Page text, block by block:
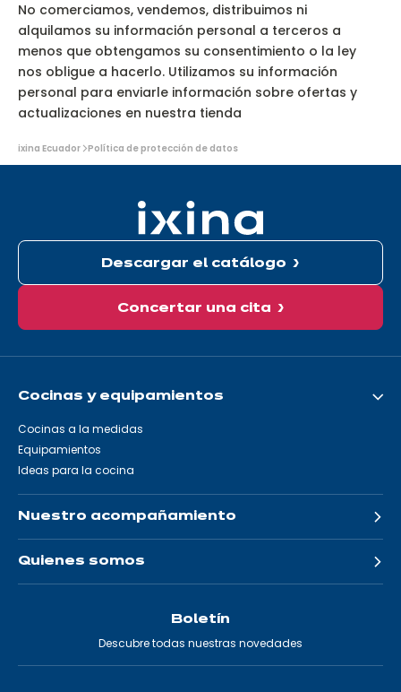
No comerciamos, vendemos, distribuimos ni
alquilamos su información personal a terceros a
menos que obtengamos su consentimiento o la ley
nos obligue a hacerlo. Utilizamos su información
personal para enviarle información sobre ofertas y
actualizaciones en nuestra tienda
Usted
está
ixina Ecuador Política de protección de datos
Descargar el catálogo
Concertar una cita
Cocinas y equipamientos
Cocinas a la medidas
Equipamientos
Ideas para la cocina
Nuestro acompañamiento
Quienes somos
Boletín
Descubre todas nuestras novedades